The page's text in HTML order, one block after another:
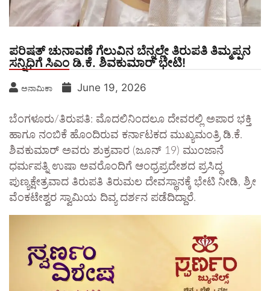
ಪರಿಷತ್ ಚುನಾವಣೆ ಗೆಲುವಿನ ಬೆನ್ನಲ್ಲೇ ತಿರುಪತಿ ತಿಮ್ಮಪ್ಪನ
ಸನ್ನಿಧಿಗೆ ಸಿಎಂ ಡಿ.ಕೆ. ಶಿವಕುಮಾರ್ ಭೇಟಿ!
ಅನಾಮಿಕಾ June 19, 2026
ಬೆಂಗಳೂರು/ತಿರುಪತಿ: ಮೊದಲಿನಿಂದಲೂ ದೇವರಲ್ಲಿ ಅಪಾರ ಭಕ್ತಿ
ಹಾಗೂ ನಂಬಿಕೆ ಹೊಂದಿರುವ ಕರ್ನಾಟಕದ ಮುಖ್ಯಮಂತ್ರಿ ಡಿ.ಕೆ.
ಶಿವಕುಮಾರ್ ಅವರು ಶುಕ್ರವಾರ (ಜೂನ್ 19) ಮುಂಜಾನೆ
ಧರ್ಮಪತ್ನಿ ಉಷಾ ಅವರೊಂದಿಗೆ ಆಂಧ್ರಪ್ರದೇಶದ ಪ್ರಸಿದ್ಧ
ಪುಣ್ಯಕ್ಷೇತ್ರವಾದ ತಿರುಪತಿ ತಿರುಮಲ ದೇವಸ್ಥಾನಕ್ಕೆ ಭೇಟಿ ನೀಡಿ, ಶ್ರೀ
ವೆಂಕಟೇಶ್ವರ ಸ್ವಾಮಿಯ ದಿವ್ಯ ದರ್ಶನ ಪಡೆದಿದ್ದಾರೆ.